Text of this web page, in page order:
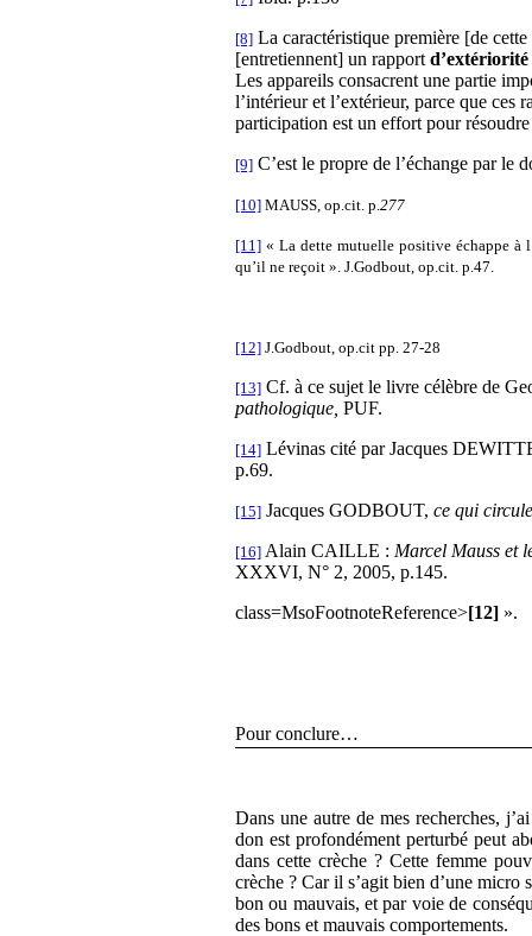
[8] La caractéristique première [de
[entretiennent] un rapport d’extériorité
Les appareils consacrent une partie
l’intérieur et l’extérieur, parce que ces
participation est un effort pour
[9] C’est le propre de l’échange par le
[10] MAUSS, op.cit. p. 277
[11] « La dette mutuelle positive échappe à
qu’il ne reçoit ». J.Godbout, op.cit. p.47.
[12] J.Godbout, op.cit pp. 27-28
[13] Cf. à ce sujet le livre célèbre de
pathologique, PUF.
[14] Lévinas cité par Jacques
p.69.
[15] Jacques GODBOUT, ce qui
[16] Alain CAILLE : Marcel Mauss et
XXXVI, N° 2, 2005, p.145.
class=MsoFootnoteReference>[12] ».
Pour conclure…
Dans une autre de mes recherches,
don est profondément perturbé peut
dans cette crèche ? Cette femme
crèche ? Car il s’agit bien d’une micro
bon ou mauvais, et par voie de
des bons et mauvais comportements.